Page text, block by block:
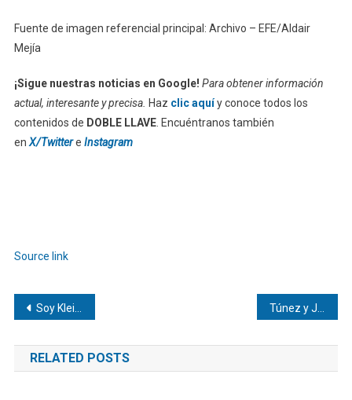
Fuente de imagen referencial principal: Archivo – EFE/Aldair
Mejía
¡Sigue nuestras noticias en Google! Para obtener información
actual, interesante y precisa. Haz clic aquíy conoce todos los
contenidos de DOBLE LLAVE. Encuéntranos también
en X/Twittere Instagram
Source link
Navegación
de
entradas
Soy Kleiii llevará a «Las Altagracias» a la gran pantalla
RELATED POSTS